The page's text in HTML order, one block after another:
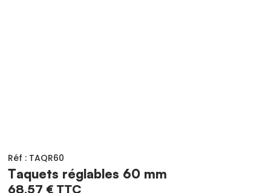
Réf : TAQR60
Taquets réglables 60 mm
68,57 € TTC